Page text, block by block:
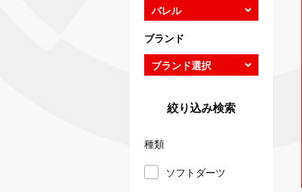
ブランド
絞り込み検索
種類
ソフトダーツ